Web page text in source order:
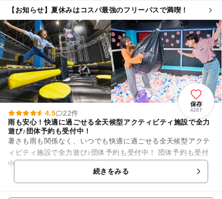
【お知らせ】夏休みはコスパ最強のフリーパスで満喫！
保存
4267
4.5
22件
雨も安心！快適に過ごせる全天候型アクティビティ施設で全力
遊び♪団体予約も受付中！
暑さも雨も関係なく、いつでも快適に過ごせる全天候型アクテ
ィビティ施設で全力遊び♪団体予約も受付中！ 団体予約も受付
中！ 公式サイトから予約しよう⇩ https://bandainamc...
続きをみる